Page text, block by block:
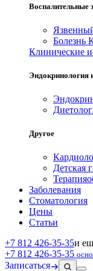
Воспалительные
Болезнь
Клинические
Эндокринология
Другое
Детская
Терапия
Заболевания
Стоматология
Цены
Статьи
+7 812 426‑35‑35и
+7 812 426‑35‑35
Записаться